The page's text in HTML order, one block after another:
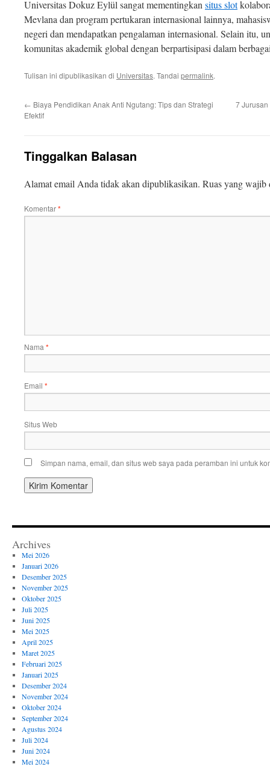
Universitas Dokuz Eylül sangat mementingkan situs slot
Mevlana dan program pertukaran internasional lainnya,
negeri dan mendapatkan pengalaman internasional. Selain itu,
komunitas akademik global dengan berpartisipasi dalam
Tulisan ini dipublikasikan di Universitas. Tandai permalink.
← Biaya Pendidikan Anak Anti Ngutang: Tips dan Strategi
Efektif
7
Tinggalkan Balasan
Alamat email Anda tidak akan dipublikasikan. Ruas yang
Komentar*
Nama *
Email *
Situs Web
Simpan nama, email, dan situs web saya pada peramban ini untuk
Archives
Mei 2026
Januari 2026
Desember 2025
November 2025
Oktober 2025
Juli 2025
Juni 2025
Mei 2025
April 2025
Maret 2025
Februari 2025
Januari 2025
Desember 2024
November 2024
Oktober 2024
September 2024
Agustus 2024
Juli 2024
Juni 2024
Mei 2024